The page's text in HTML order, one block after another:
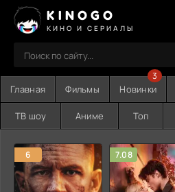
KINOGO
КИНО И СЕРИАЛЫ
Главная Фильмы Новинки
3
ТВ шоу Аниме Топ
6 7.08